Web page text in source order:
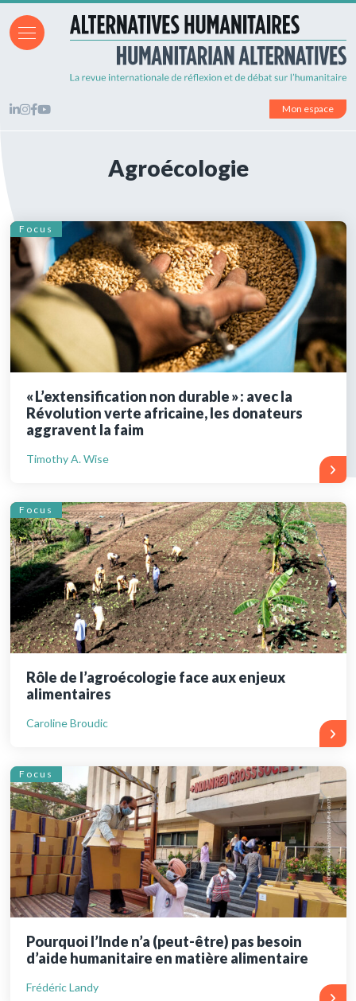
Mon espace
Agroécologie
Focus
« L’extensification non durable » : avec la
Révolution verte africaine, les donateurs
aggravent la faim
Timothy A. Wise
Focus
Rôle de l’agroécologie face aux enjeux
alimentaires
Caroline Broudic
Focus
Pourquoi l’Inde n’a (peut-être) pas besoin
d’aide humanitaire en matière alimentaire
Frédéric Landy